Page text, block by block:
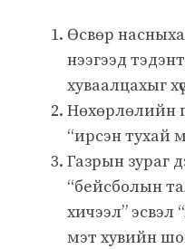
Өсвөр
нээгээд
хуваалцахыг
Нөхөрлөлийн
“ирсэн тухай
Газрын зураг
“бейсболын
хичээл”
мэт хувийн